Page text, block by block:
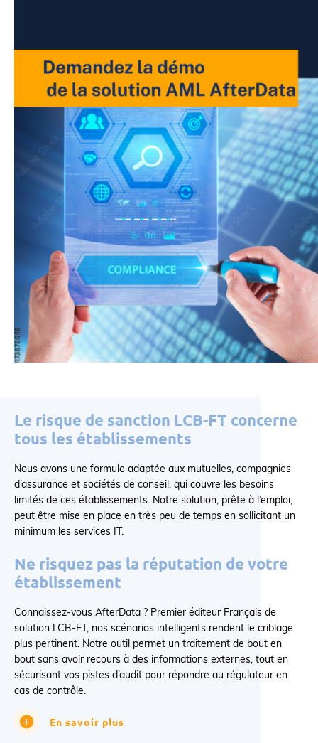
Le risque de sanction LCB-FT concerne
tous les établissements
Nous avons une formule adaptée aux mutuelles, compagnies
d’assurance et sociétés de conseil, qui couvre les besoins
limités de ces établissements. Notre solution, prête à l’emploi,
peut être mise en place en très peu de temps en sollicitant un
minimum les services IT.
Ne risquez pas la réputation de votre
établissement
Connaissez-vous AfterData ? Premier éditeur Français de
solution LCB-FT, nos scénarios intelligents rendent le criblage
plus pertinent. Notre outil permet un traitement de bout en
bout sans avoir recours à des informations externes, tout en
sécurisant vos pistes d’audit pour répondre au régulateur en
cas de contrôle.
En savoir plus